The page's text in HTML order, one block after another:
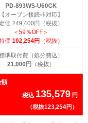
PD-893WS-U60CK
【オーブン接続非対応】
定価 249,400円（税抜）
＜59％OFF＞
価 102,254円 （税抜）
準取付費（処分費込）
21,000円
（税抜）
額
税込 135,579 円
（税抜123,254円）